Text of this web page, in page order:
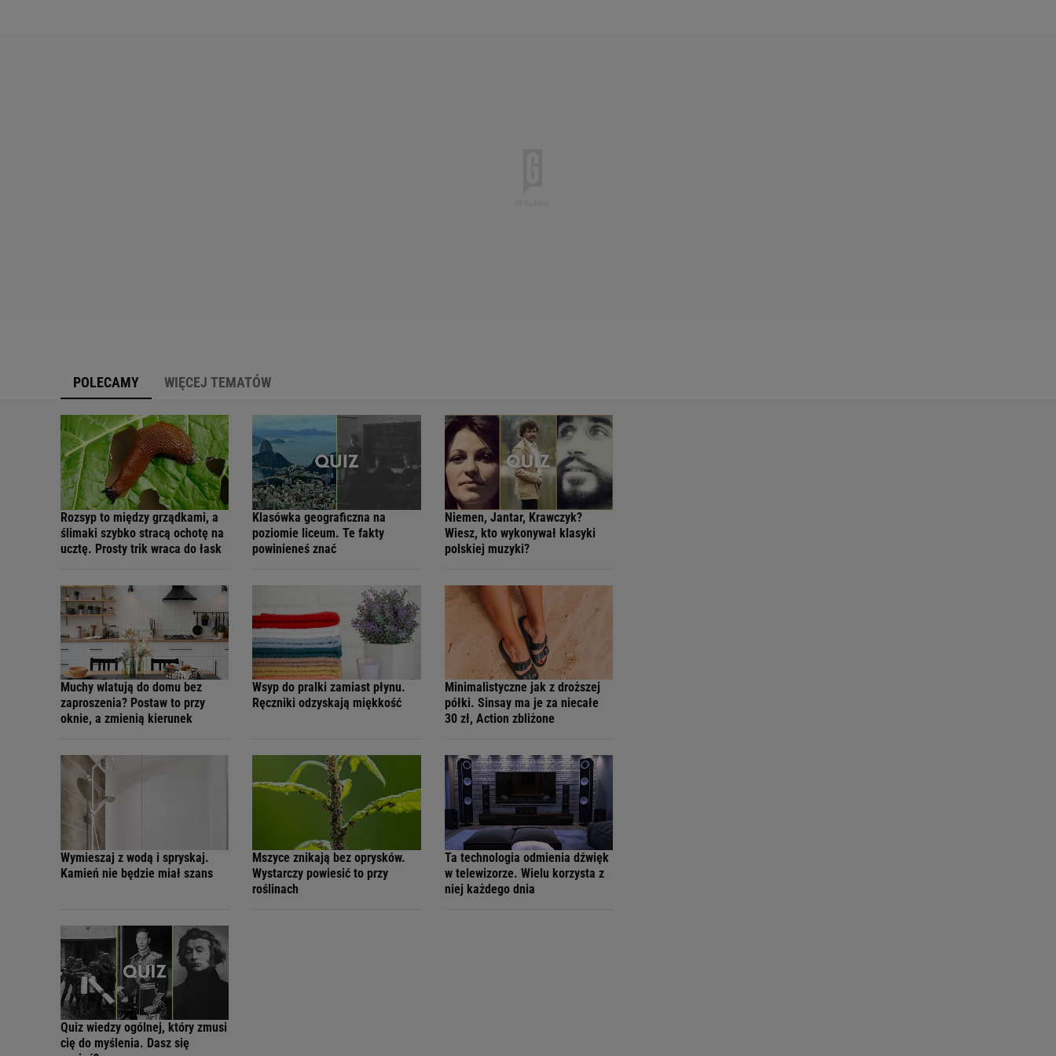
POLECAMY WIĘCEJ TEMATÓW
Rozsyp to między grządkami, a
ślimaki szybko stracą ochotę na
ucztę. Prosty trik wraca do łask
Klasówka geograficzna na
poziomie liceum. Te fakty
powinieneś znać
Niemen, Jantar, Krawczyk?
Wiesz, kto wykonywał klasyki
polskiej muzyki?
Muchy wlatują do domu bez
zaproszenia? Postaw to przy
oknie, a zmienią kierunek
Wsyp do pralki zamiast płynu.
Ręczniki odzyskają miękkość
Minimalistyczne jak z droższej
półki. Sinsay ma je za niecałe
30 zł, Action zbliżone
Wymieszaj z wodą i spryskaj.
Kamień nie będzie miał szans
Mszyce znikają bez oprysków.
Wystarczy powiesić to przy
roślinach
Ta technologia odmienia dźwięk
w telewizorze. Wielu korzysta z
niej każdego dnia
Quiz wiedzy ogólnej, który zmusi
cię do myślenia. Dasz się